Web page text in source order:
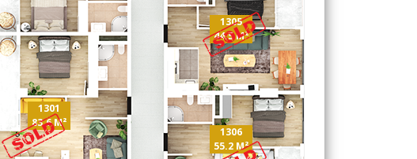
1301
83.6 M²
1305
44.5 M²
1306
55.2 M²